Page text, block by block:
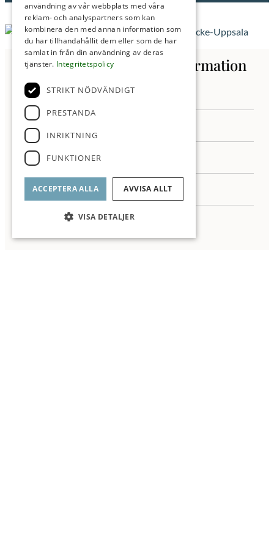
Kontakta oss för mer information
användning av vår webbplats med våra
reklam- och analyspartners som kan
kombinera den med annan information som
du har tillhandahållit dem eller som de har
samlat in från din användning av deras
tjänster. Integritetspolicy
STRIKT NÖDVÄNDIGT
PRESTANDA
INRIKTNING
FUNKTIONER
ACCEPTERA ALLA AVVISA ALLT
VISA DETALJER